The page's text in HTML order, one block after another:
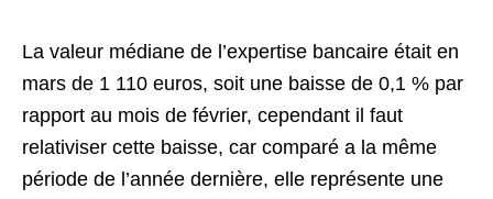
La valeur médiane de l’expertise bancaire était en
mars de 1 110 euros, soit une baisse de 0,1 % par
rapport au mois de février, cependant il faut
relativiser cette baisse, car comparé a la même
période de l’année dernière, elle représente une